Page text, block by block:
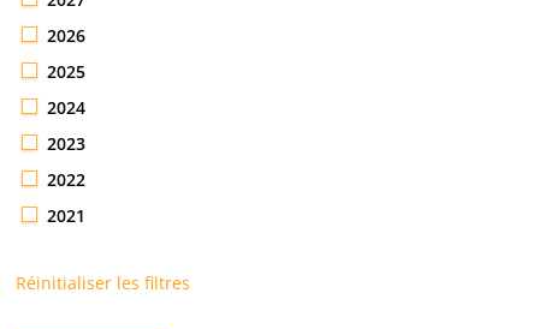
2026
2025
2024
2023
2022
2021
Réinitialiser les filtres